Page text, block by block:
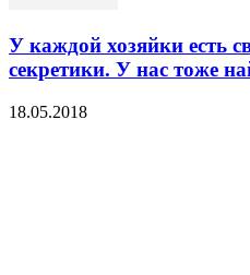
У каждой хозяйки есть
секретики. У нас тоже
18.05.2018